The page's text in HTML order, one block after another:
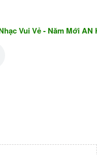
- Năm Mới AN KHANG